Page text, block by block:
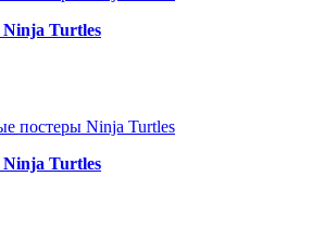
Ninja Turtles
Ninja Turtles